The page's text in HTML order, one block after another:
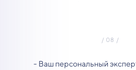
- Ваш персональный